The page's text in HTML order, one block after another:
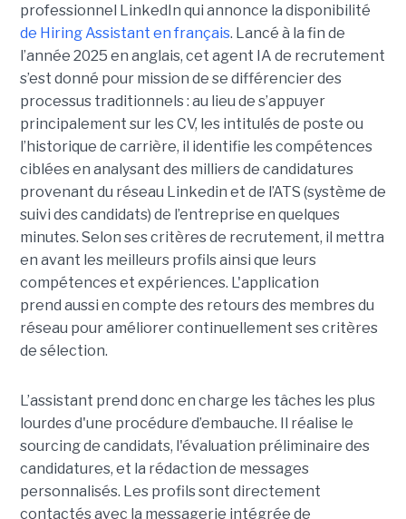
professionnel LinkedIn qui annonce la disponibilité
de Hiring Assistant en français. Lancé à la fin de
l’année 2025 en anglais, cet agent IA de recrutement
s’est donné pour mission de se différencier des
processus traditionnels : au lieu de s’appuyer
principalement sur les CV, les intitulés de poste ou
l’historique de carrière, il identifie les compétences
ciblées en analysant des milliers de candidatures
provenant du réseau Linkedin et de l’ATS (système de
suivi des candidats) de l’entreprise en quelques
minutes. Selon ses critères de recrutement, il mettra
en avant les meilleurs profils ainsi que leurs
compétences et expériences. L'application
prend aussi en compte des retours des membres du
réseau pour améliorer continuellement ses critères
de sélection.
L’assistant prend donc en charge les tâches les plus
lourdes d'une procédure d’embauche. Il réalise le
sourcing de candidats, l'évaluation préliminaire des
candidatures, et la rédaction de messages
personnalisés. Les profils sont directement
contactés avec la messagerie intégrée de